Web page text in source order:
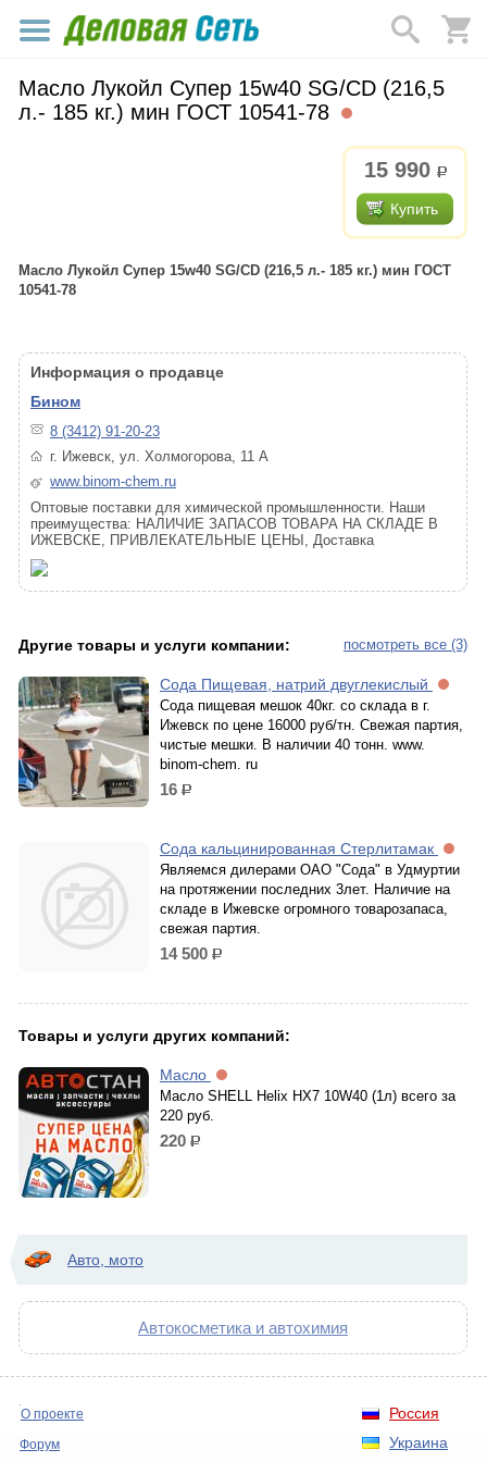
Масло Лукойл Супер 15w40 SG/CD (216,5
л.- 185 кг.) мин ГОСТ 10541-78
15 990 р.
Купить
Масло Лукойл Супер 15w40 SG/CD (216,5 л.- 185 кг.) мин ГОСТ
10541-78
Информация о продавце
Бином
8 (3412) 91-20-23
г. Ижевск, ул. Холмогорова, 11 А
www.binom-chem.ru
Оптовые поставки для химической промышленности. Наши
преимущества: НАЛИЧИЕ ЗАПАСОВ ТОВАРА НА СКЛАДЕ В
ИЖЕВСКЕ, ПРИВЛЕКАТЕЛЬНЫЕ ЦЕНЫ, Доставка
посмотреть все (3)
Другие товары и услуги компании:
Сода Пищевая, натрий двуглекислый
Сода пищевая мешок 40кг. со склада в г.
Ижевск по цене 16000 руб/тн. Свежая партия,
чистые мешки. В наличии 40 тонн. www.
binom-chem. ru
16 р.
Сода кальцинированная Стерлитамак
Являемся дилерами ОАО "Сода" в Удмуртии
на протяжении последних 3лет. Наличие на
складе в Ижевске огромного товарозапаса,
свежая партия.
14 500 р.
Товары и услуги других компаний:
Масло
Масло SHELL Helix HX7 10W40 (1л) всего за
220 руб.
220 р.
Авто, мото
Автокосметика и автохимия
Россия
Украина
О проекте
Форум